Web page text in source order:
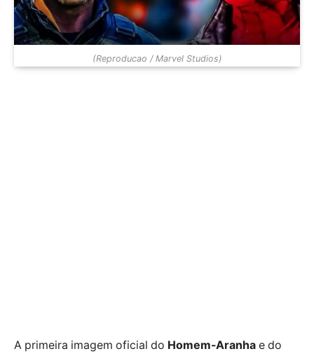
(Reproducao / Marvel Studios)
A primeira imagem oficial do Homem-Aranha e do